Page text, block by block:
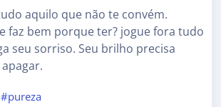
aquilo que não te convém.
faz bem porque ter? jogue fora tudo
seu sorriso. Seu brilho precisa
#pureza